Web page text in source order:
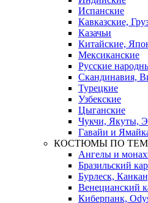
Испанские
Кавказские,
Казачьи
Китайские,
Мексиканские
Русские
Скандинавия,
Турецкие
Узбекские
Цыганские
Чукчи, Якуты,
Гавайи и
КОСТЮМЫ ПО
Ангелы и
Бразильский
Бурлеск,
Венецианский
Киберпанк,